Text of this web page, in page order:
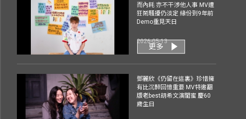
而內耗 亦不干涉他人事 MV遭
狂鬧騷擾仍淡定 緣份到9年前
Demo重見天日
2026-05-13
更多
鄧麗欣《仍留在這裏》珍惜擁
有比沉醉回憶重要 MV特邀翻
版老best胡希文演閨蜜 慶60
歲生日